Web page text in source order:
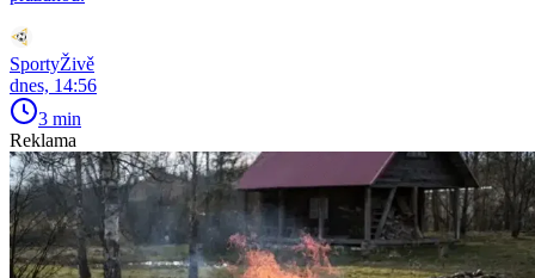
SportyŽivě
dnes, 14:56
3 min
Reklama